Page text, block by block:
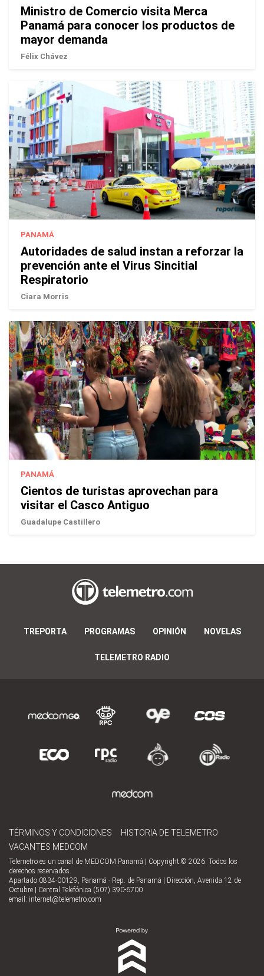
Ministro de Comercio visita Merca
Panamá para conocer los productos de
mayor demanda
Félix Chávez
PANAMÁ
Autoridades de salud instan a reforzar la
prevención ante el Virus Sincitial
Respiratorio
Ciara Morris
PANAMÁ
Cientos de turistas aprovechan para
visitar el Casco Antiguo
Guadalupe Castillero
TREPORTA PROGRAMAS OPINIÓN NOVELAS
TELEMETRO RADIO
TÉRMINOS Y CONDICIONES
HISTORIA DE TELEMETRO
VACANTES MEDCOM
Telemetro es un canal de MEDCOM Panamá | Copyright © 2026. Todos los
derechos reservados.
Apartado 0834-00129, Panamá - Rep. de Panamá | Dirección, Avenida 12 de
Octubre | Central Telefónica (507) 390-6700
email: internet@telemetro.com